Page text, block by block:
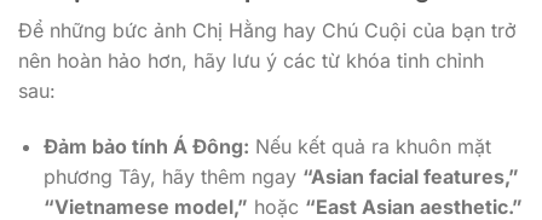
Để những bức ảnh Chị Hằng hay Chú Cuội của bạn trở
nên hoàn hảo hơn, hãy lưu ý các từ khóa tinh chỉnh
sau:
Đảm bảo tính Á Đông: Nếu kết quả ra khuôn mặt
phương Tây, hãy thêm ngay “Asian facial features,”
“Vietnamese model,” hoặc “East Asian aesthetic.”